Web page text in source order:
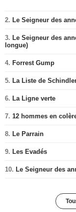
2. Le Seigneur des
3. Le Seigneur des
longue)
4. Forrest Gump
5. La Liste de
6. La Ligne verte
7. 12 hommes en
8. Le Parrain
9. Les Evadés
10. Le Seigneur des